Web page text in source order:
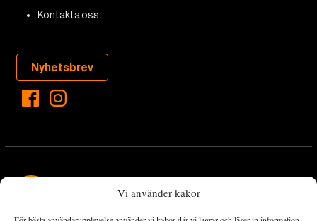
Vi använder kakor
Kontakta oss
Nyhetsbrev